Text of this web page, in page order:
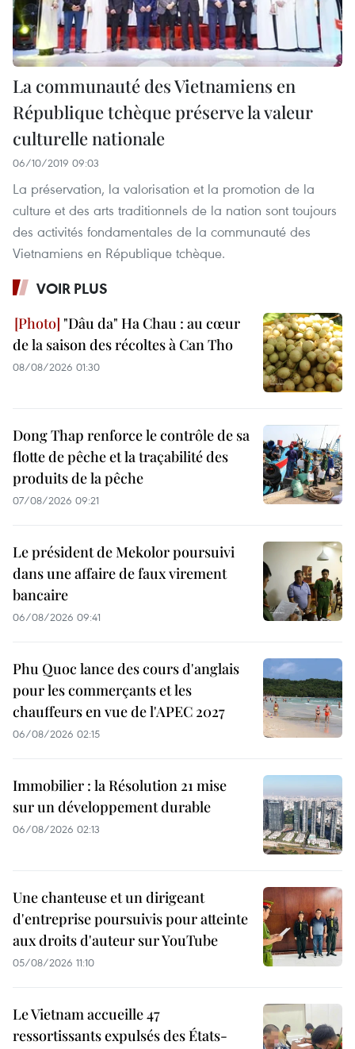
La communauté des Vietnamiens en
République tchèque préserve la valeur
culturelle nationale
06/10/2019 09:03
La préservation, la valorisation et la promotion de la
culture et des arts traditionnels de la nation sont toujours
des activités fondamentales de la communauté des
Vietnamiens en République tchèque.
VOIR PLUS
"Dâu da" Ha Chau : au cœur
de la saison des récoltes à Can Tho
08/08/2026 01:30
Dong Thap renforce le contrôle de sa
flotte de pêche et la traçabilité des
produits de la pêche
07/08/2026 09:21
Le président de Mekolor poursuivi
dans une affaire de faux virement
bancaire
06/08/2026 09:41
Phu Quoc lance des cours d'anglais
pour les commerçants et les
chauffeurs en vue de l'APEC 2027
06/08/2026 02:15
Immobilier : la Résolution 21 mise
sur un développement durable
06/08/2026 02:13
Une chanteuse et un dirigeant
d'entreprise poursuivis pour atteinte
aux droits d'auteur sur YouTube
05/08/2026 11:10
Le Vietnam accueille 47
ressortissants expulsés des États-